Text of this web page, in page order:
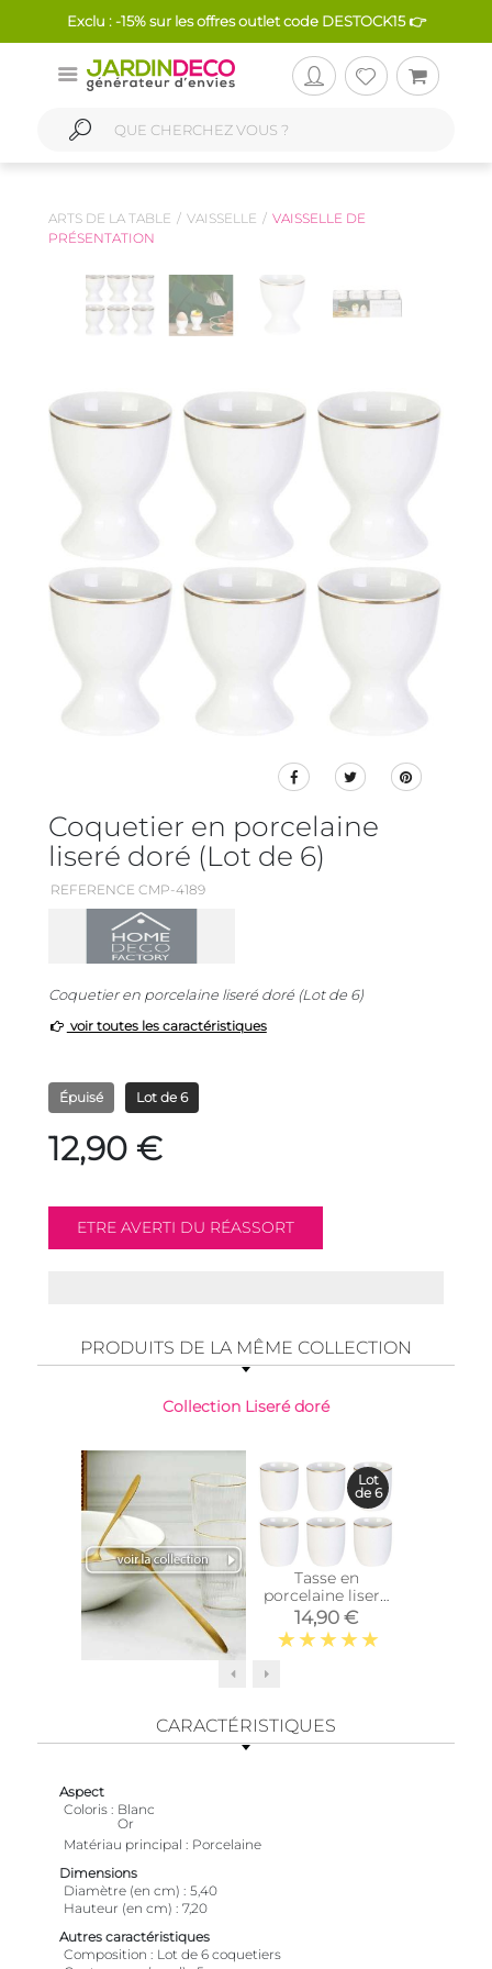
Exclu : -15% sur les offres outlet code DESTOCK15 👉
ARTS DE LA TABLE VAISSELLE
VAISSELLE DE
PRÉSENTATION
Coquetier en porcelaine
liseré doré (Lot de 6)
REFERENCE CMP-4189
Coquetier en porcelaine liseré doré (Lot de 6)
voir toutes les caractéristiques
Épuisé Lot de 6
12,90 €
PRODUITS DE LA MÊME COLLECTION
Collection Liseré doré
Tasse en
porcelaine liseré
doré 18 cl (Lot de
6)
14,90 €
Lot
de 6
CARACTÉRISTIQUES
Aspect
Coloris
Blanc
Or
Matériau principal
Porcelaine
Dimensions
Diamètre (en cm)
5,40
Hauteur (en cm)
7,20
Autres caractéristiques
Composition
Lot de 6 coquetiers